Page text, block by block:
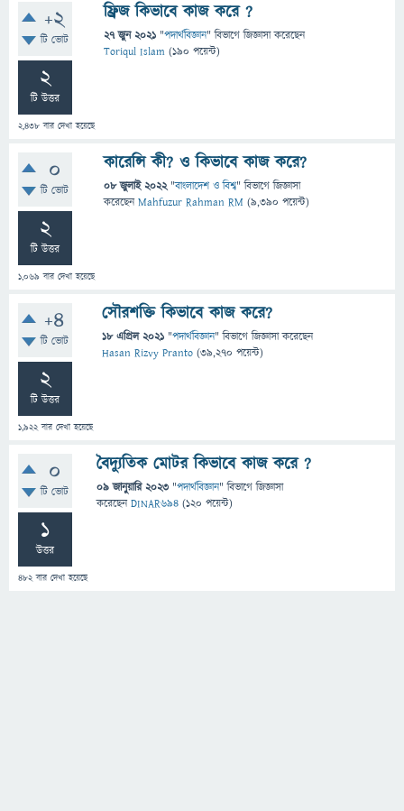
+2
টি ভোট
2
টি উত্তর
2,438 বার দেখা হয়েছে
ফ্রিজ কিভাবে কাজ করে ?
27 জুন 2021 "পদার্থবিজ্ঞান" বিভাগে জিজ্ঞাসাকরেছেন
Toriqul Islam (190 পয়েন্ট)
0
টি ভোট
2
টি উত্তর
1,069 বার দেখা হয়েছে
কারেন্সি কী? ও কিভাবে কাজ করে?
08 জুলাই 2022 "বাংলাদেশ ও বিশ্ব" বিভাগে জিজ্ঞাসা
করেছেনMahfuzur Rahman RM (9,390 পয়েন্ট)
+4
টি ভোট
2
টি উত্তর
1,922বার দেখা হয়েছে
সৌরশক্তি কিভাবে কাজ করে?
18 এপ্রিল 2021 "পদার্থবিজ্ঞান" বিভাগে জিজ্ঞাসাকরেছেন
Hasan Rizvy Pranto (39,270 পয়েন্ট)
0
টি ভোট
1
উত্তর
482বার দেখা হয়েছে
বৈদ্যুতিক মোটর কিভাবে কাজ করে ?
09 জানুয়ারি 2023 "পদার্থবিজ্ঞান" বিভাগে জিজ্ঞাসা
করেছেনDINAR694 (120 পয়েন্ট)